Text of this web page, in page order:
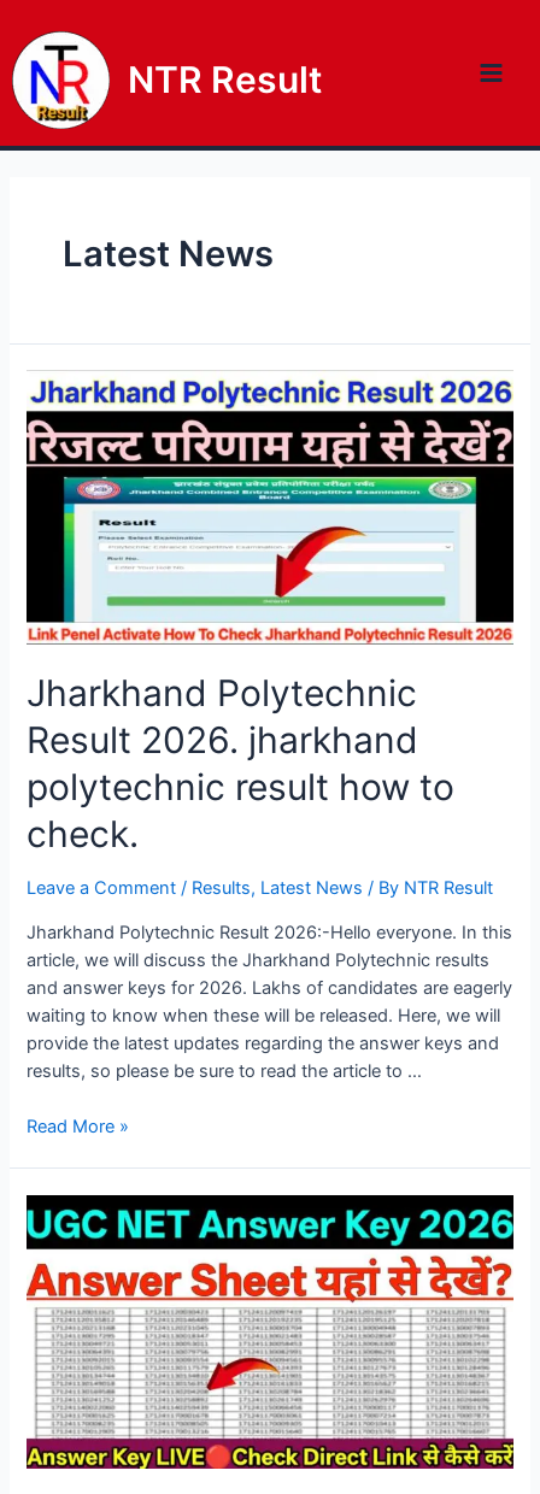
NTR Result
Latest News
Jharkhand Polytechnic
Result 2026. jharkhand
polytechnic result how to
check.
Leave a Comment / Results, Latest News / By NTR Result
Jharkhand Polytechnic Result 2026:-Hello everyone. In this
article, we will discuss the Jharkhand Polytechnic results
and answer keys for 2026. Lakhs of candidates are eagerly
waiting to know when these will be released. Here, we will
provide the latest updates regarding the answer keys and
results, so please be sure to read the article to …
Read More »